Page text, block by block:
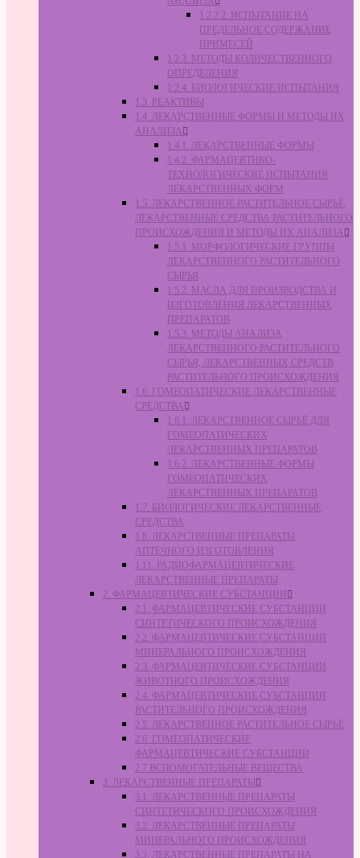
1.2.2.2. ИСПЫТАНИЕ НА
ПРЕДЕЛЬНОЕ СОДЕРЖАНИЕ
ПРИМЕСЕЙ
1.2.3. МЕТОДЫ КОЛИЧЕСТВЕННОГО
ОПРЕДЕЛЕНИЯ
1.2.4. БИОЛОГИЧЕСКИЕ ИСПЫТАНИЯ
1.3. РЕАКТИВЫ
1.4. ЛЕКАРСТВЕННЫЕ ФОРМЫ И МЕТОДЫ ИХ
АНАЛИЗА
1.4.1. ЛЕКАРСТВЕННЫЕ ФОРМЫ
1.4.2. ФАРМАЦЕВТИКО-
ТЕХНОЛОГИЧЕСКИЕ ИСПЫТАНИЯ
ЛЕКАРСТВЕННЫХ ФОРМ
1.5. ЛЕКАРСТВЕННОЕ РАСТИТЕЛЬНОЕ СЫРЬЁ,
ЛЕКАРСТВЕННЫЕ СРЕДСТВА РАСТИТЕЛЬНОГО
ПРОИСХОЖДЕНИЯ И МЕТОДЫ ИХ АНАЛИЗА
1.5.1. МОРФОЛОГИЧЕСКИЕ ГРУППЫ
ЛЕКАРСТВЕННОГО РАСТИТЕЛЬНОГО
СЫРЬЯ
1.5.2. МАСЛА ДЛЯ ПРОИЗВОДСТВА И
ИЗГОТОВЛЕНИЯ ЛЕКАРСТВЕННЫХ
ПРЕПАРАТОВ
1.5.3. МЕТОДЫ АНАЛИЗА
ЛЕКАРСТВЕННОГО РАСТИТЕЛЬНОГО
СЫРЬЯ, ЛЕКАРСТВЕННЫХ СРЕДСТВ
РАСТИТЕЛЬНОГО ПРОИСХОЖДЕНИЯ
1.6. ГОМЕОПАТИЧЕСКИЕ ЛЕКАРСТВЕННЫЕ
СРЕДСТВА
1.6.1. ЛЕКАРСТВЕННОЕ СЫРЬЁ ДЛЯ
ГОМЕОПАТИЧЕСКИХ
ЛЕКАРСТВЕННЫХ ПРЕПАРАТОВ
1.6.2. ЛЕКАРСТВЕННЫЕ ФОРМЫ
ГОМЕОПАТИЧЕСКИХ
ЛЕКАРСТВЕННЫХ ПРЕПАРАТОВ
1.7. БИОЛОГИЧЕСКИЕ ЛЕКАРСТВЕННЫЕ
СРЕДСТВА
1.8. ЛЕКАРСТВЕННЫЕ ПРЕПАРАТЫ
АПТЕЧНОГО ИЗГОТОВЛЕНИЯ
1.11. РАДИОФАРМАЦЕВТИЧЕСКИЕ
ЛЕКАРСТВЕННЫЕ ПРЕПАРАТЫ
2. ФАРМАЦЕВТИЧЕСКИЕ СУБСТАНЦИИ
2.1. ФАРМАЦЕВТИЧЕСКИЕ СУБСТАНЦИИ
СИНТЕТИЧЕСКОГО ПРОИСХОЖДЕНИЯ
2.2. ФАРМАЦЕВТИЧЕСКИЕ СУБСТАНЦИИ
МИНЕРАЛЬНОГО ПРОИСХОЖДЕНИЯ
2.3. ФАРМАЦЕВТИЧЕСКИЕ СУБСТАНЦИИ
ЖИВОТНОГО ПРОИСХОЖДЕНИЯ
2.4. ФАРМАЦЕВТИЧЕСКИЕ СУБСТАНЦИИ
РАСТИТЕЛЬНОГО ПРОИСХОЖДЕНИЯ
2.5. ЛЕКАРСТВЕННОЕ РАСТИТЕЛЬНОЕ СЫРЬЁ
2.6. ГОМЕОПАТИЧЕСКИЕ
ФАРМАЦЕВТИЧЕСКИЕ СУБСТАНЦИИ
2.7 ВСПОМОГАТЕЛЬНЫЕ ВЕЩЕСТВА
3. ЛЕКАРСТВЕННЫЕ ПРЕПАРАТЫ
3.1. ЛЕКАРСТВЕННЫЕ ПРЕПАРАТЫ
СИНТЕТИЧЕСКОГО ПРОИСХОЖДЕНИЯ
3.2. ЛЕКАРСТВЕННЫЕ ПРЕПАРАТЫ
МИНЕРАЛЬНОГО ПРОИСХОЖДЕНИЯ
3.3. ЛЕКАРСТВЕННЫЕ ПРЕПАРАТЫ НА